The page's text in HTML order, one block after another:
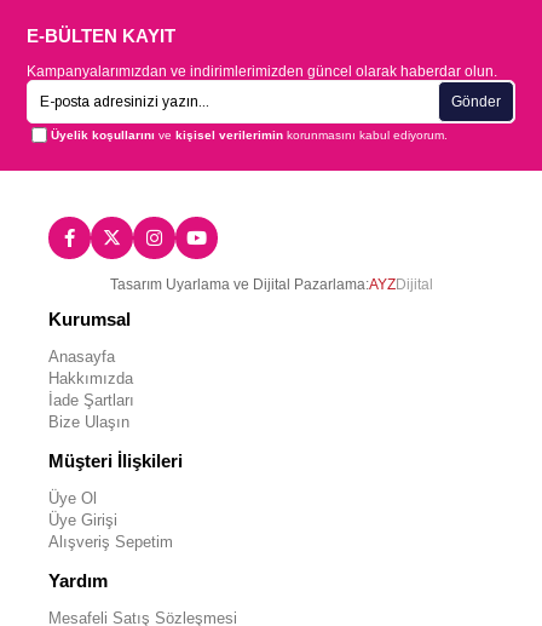
E-BÜLTEN KAYIT
Kampanyalarımızdan ve indirimlerimizden güncel olarak haberdar olun.
Gönder
Üyelik koşullarını vekişisel verilerimin korunmasını kabul ediyorum.
Tasarım Uyarlama ve Dijital Pazarlama:AYZDijital
Kurumsal
Anasayfa
Hakkımızda
İade Şartları
Bize Ulaşın
Müşteri İlişkileri
Üye Ol
Üye Girişi
Alışveriş Sepetim
Yardım
Mesafeli Satış Sözleşmesi